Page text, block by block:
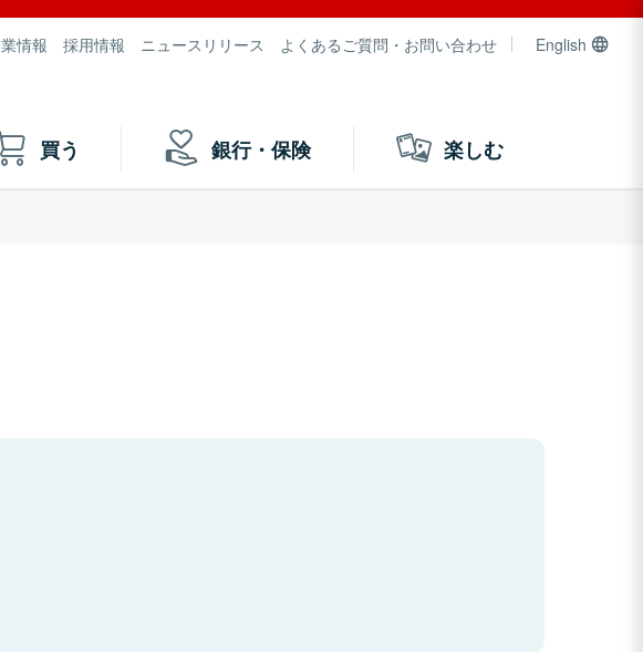
情報 採用情報 ニュースリリース よくあるご質問・お問い合わせ English
買う 銀行・保険 楽しむ